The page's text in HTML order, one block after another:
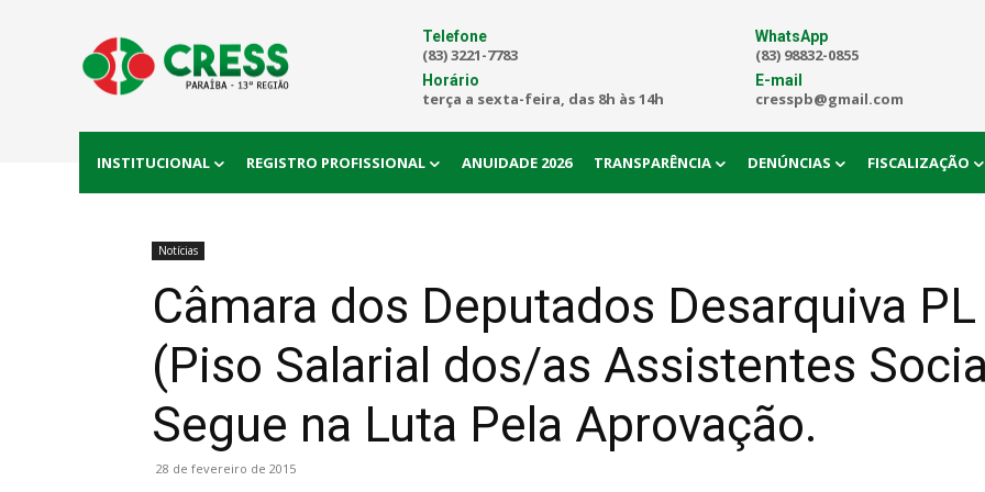
Telefone
(83) 3221-7783
Horário
terça a sexta-feira, das 8h às 14h
WhatsApp
(83) 98832-0855
E-mail
cresspb@gmail.com
INSTITUCIONAL REGISTRO PROFISSIONAL ANUIDADE 2026 TRANSPARÊNCIA DENÚNCIAS FISCALIZAÇÃO
Notícias
Câmara dos Deputados Desarquiva
(Piso Salarial dos/as Assistentes
Segue na Luta Pela Aprovação.
28 de fevereiro de 2015